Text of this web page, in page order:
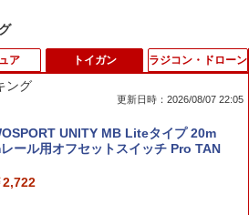
SPIRITS バンダイ スピリッツ
機動戦士ガンダム 水星の魔女 ガ
済みプラモデル SDガンダム SDハイエ
ア
ボビングヘッド ボブルヘッド ピ
クパンサー 人形 頭が揺れる おもちゃ
ュア WACKY WOBBLER アメトイ イ
トイガン
ング
更新日時：2026/08/07 22:05
UNITY MB Liteタイプ 20m
ール用オフセットスイッチ Pro TAN
2,722
ラジコン・ドローン